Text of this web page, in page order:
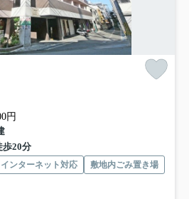
円
歩20分
インターネット対応
敷地内ごみ置き場